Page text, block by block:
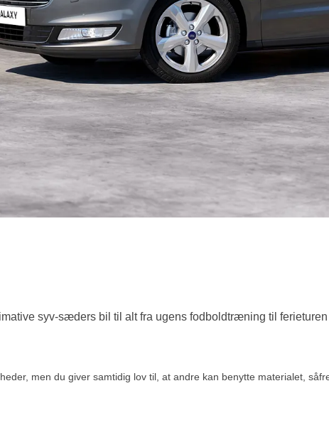
syv-sæders bil til alt fra ugens fodboldtræning til
men du giver samtidig lov til, at andre kan benytte materialet,